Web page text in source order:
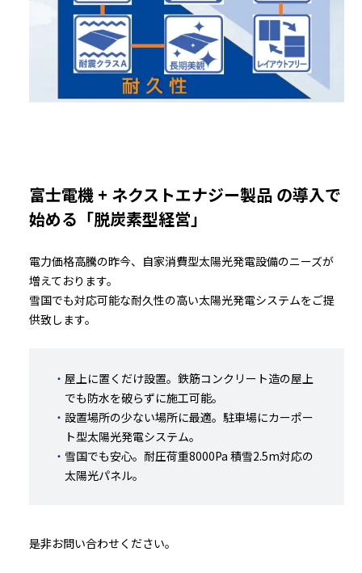
富士電機 + ネクストエナジー製品 の導入で
始める「脱炭素型経営」
電力価格高騰の昨今、自家消費型太陽光発電設備のニーズが
増えております。
雪国でも対応可能な耐久性の高い太陽光発電システムをご提
供致します。
屋上に置くだけ設置。鉄筋コンクリート造の屋上
でも防水を破らずに施工可能。
設置場所の少ない場所に最適。駐車場にカーポー
ト型太陽光発電システム。
雪国でも安心。耐圧荷重8000Pa 積雪2.5m対応の
太陽光パネル。
是非お問い合わせください。